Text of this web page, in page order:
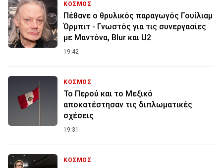
ΚΟΣΜΟΣ
Πέθανε ο θρυλικός παραγωγός Γουίλιαμ
Όρμπιτ - Γνωστός για τις συνεργασίες
με Μαντόνα, Blur και U2
19:42
ΚΟΣΜΟΣ
Το Περού και το Μεξικό
αποκατέστησαν τις διπλωματικές
σχέσεις
19:31
ΚΟΣΜΟΣ